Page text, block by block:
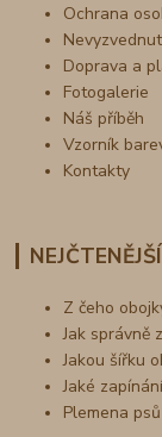
Ochrana
Doprava a
Fotogalerie
Náš příběh
Vzorník
Kontakty
Z čeho
Jak správně
Jakou šířku
Jaké
Plemena psů